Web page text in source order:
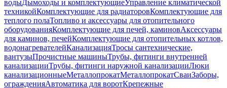
водыДымоходы и комплектующиеУправление климатической
техникойКомплектующие для радиаторовКомплектующие для
теплого полаТопливо и аксессуары для отопительного
оборудованияКомплектующие для печей, каминовАксессуары
для каминов, печейКомплектующие для отопительных котлов,
водонагревателейКанализацияТросы сантехнические,
вантузыПрочистные машиныТрубы, фитинги внутренней
канализацииТрубы, фитинги наружной канализацииЛюки
канализационныеМеталлопрокатМеталлопрокатСваиЗаборы,
огражденияАвтоматика для воротКрепежные